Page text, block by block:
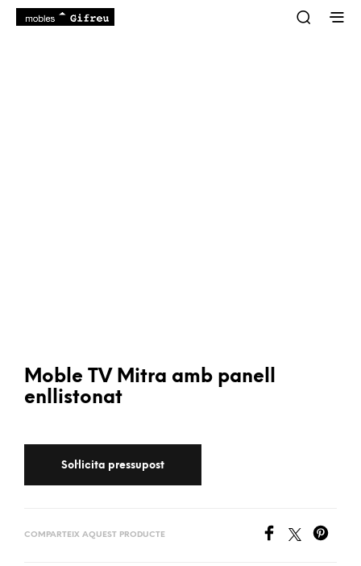
Moble TV Mitra amb panell
enllistonat
COMPARTEIX AQUEST PRODUCTE